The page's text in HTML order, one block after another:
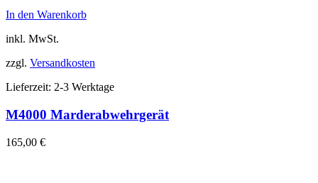
In den Warenkorb
inkl. MwSt.
zzgl. Versandkosten
Lieferzeit: 2-3 Werktage
M4000 Marderabwehrgerät
165,00 €